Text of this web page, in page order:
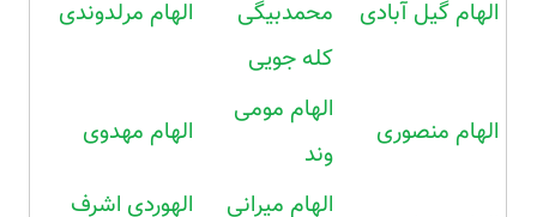
الهام گیل آبادی
محمدبیگی
کله جویی
الهام مرلدوندی
الهام منصوری
الهام مومی
وند
الهام مهدوی
الهام میرانی
الهوردی اشرف